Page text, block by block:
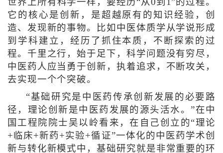
世界上所有科学一样，要经历“从0到1”的过程。
它的核心是创新，是超越原有的知识经验，创
造、发现新的事物。比如中医体质学从学说形成
到学科建立，经历了抓住本质，不断探索的过
程。千里之行，始于足下，科学问题没有穷尽，
中医药人应当勇于创新，执着追求，不断攻关，
去实现一个个突破。
“基础研究是中医药传承创新发展的必要路
径，理论创新是中医药发展的源头活水。”在中
国工程院院士吴以岭看来，在自己创立的“理论
+临床+新药+实验+循证”一体化的中医药学术创
新与转化新模式中，基础研究就是非常重要的环